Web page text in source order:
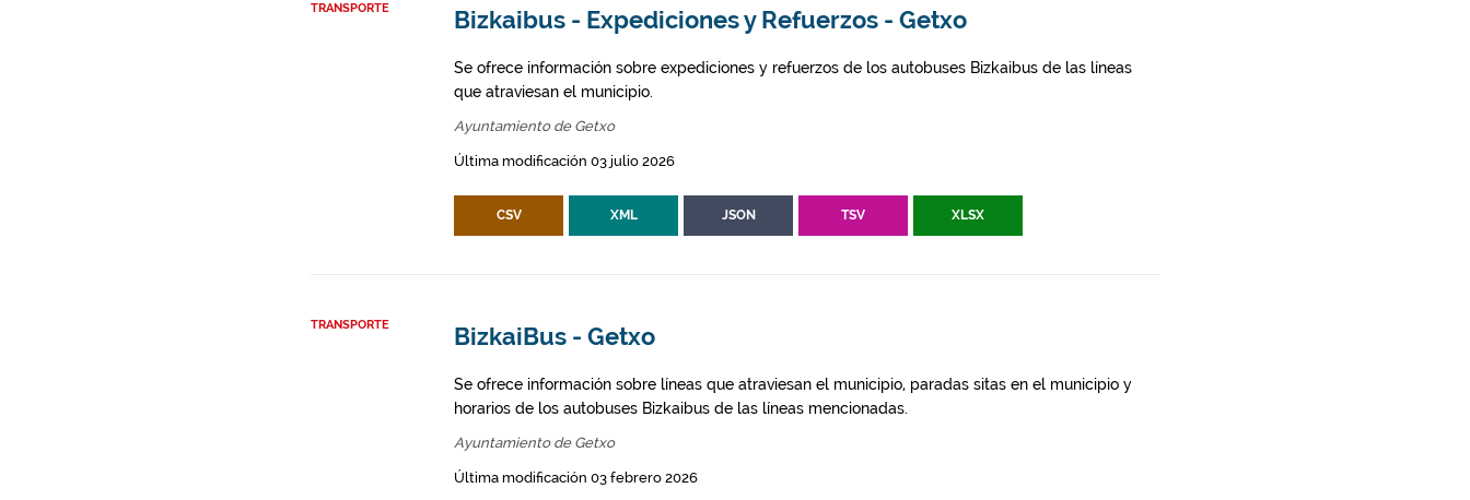
TRANSPORTE Bizkaibus - Expediciones y Refuerzos - Getxo
Se ofrece información sobre expediciones y refuerzos de los autobuses Bizkaibus de las líneas
que atraviesan el municipio.
Ayuntamiento de Getxo
Última modificación 03 julio 2026
CSV XML JSON TSV XLSX
TRANSPORTE BizkaiBus - Getxo
Se ofrece información sobre líneas que atraviesan el municipio, paradas sitas en el municipio y
horarios de los autobuses Bizkaibus de las líneas mencionadas.
Ayuntamiento de Getxo
Última modificación 03 febrero 2026